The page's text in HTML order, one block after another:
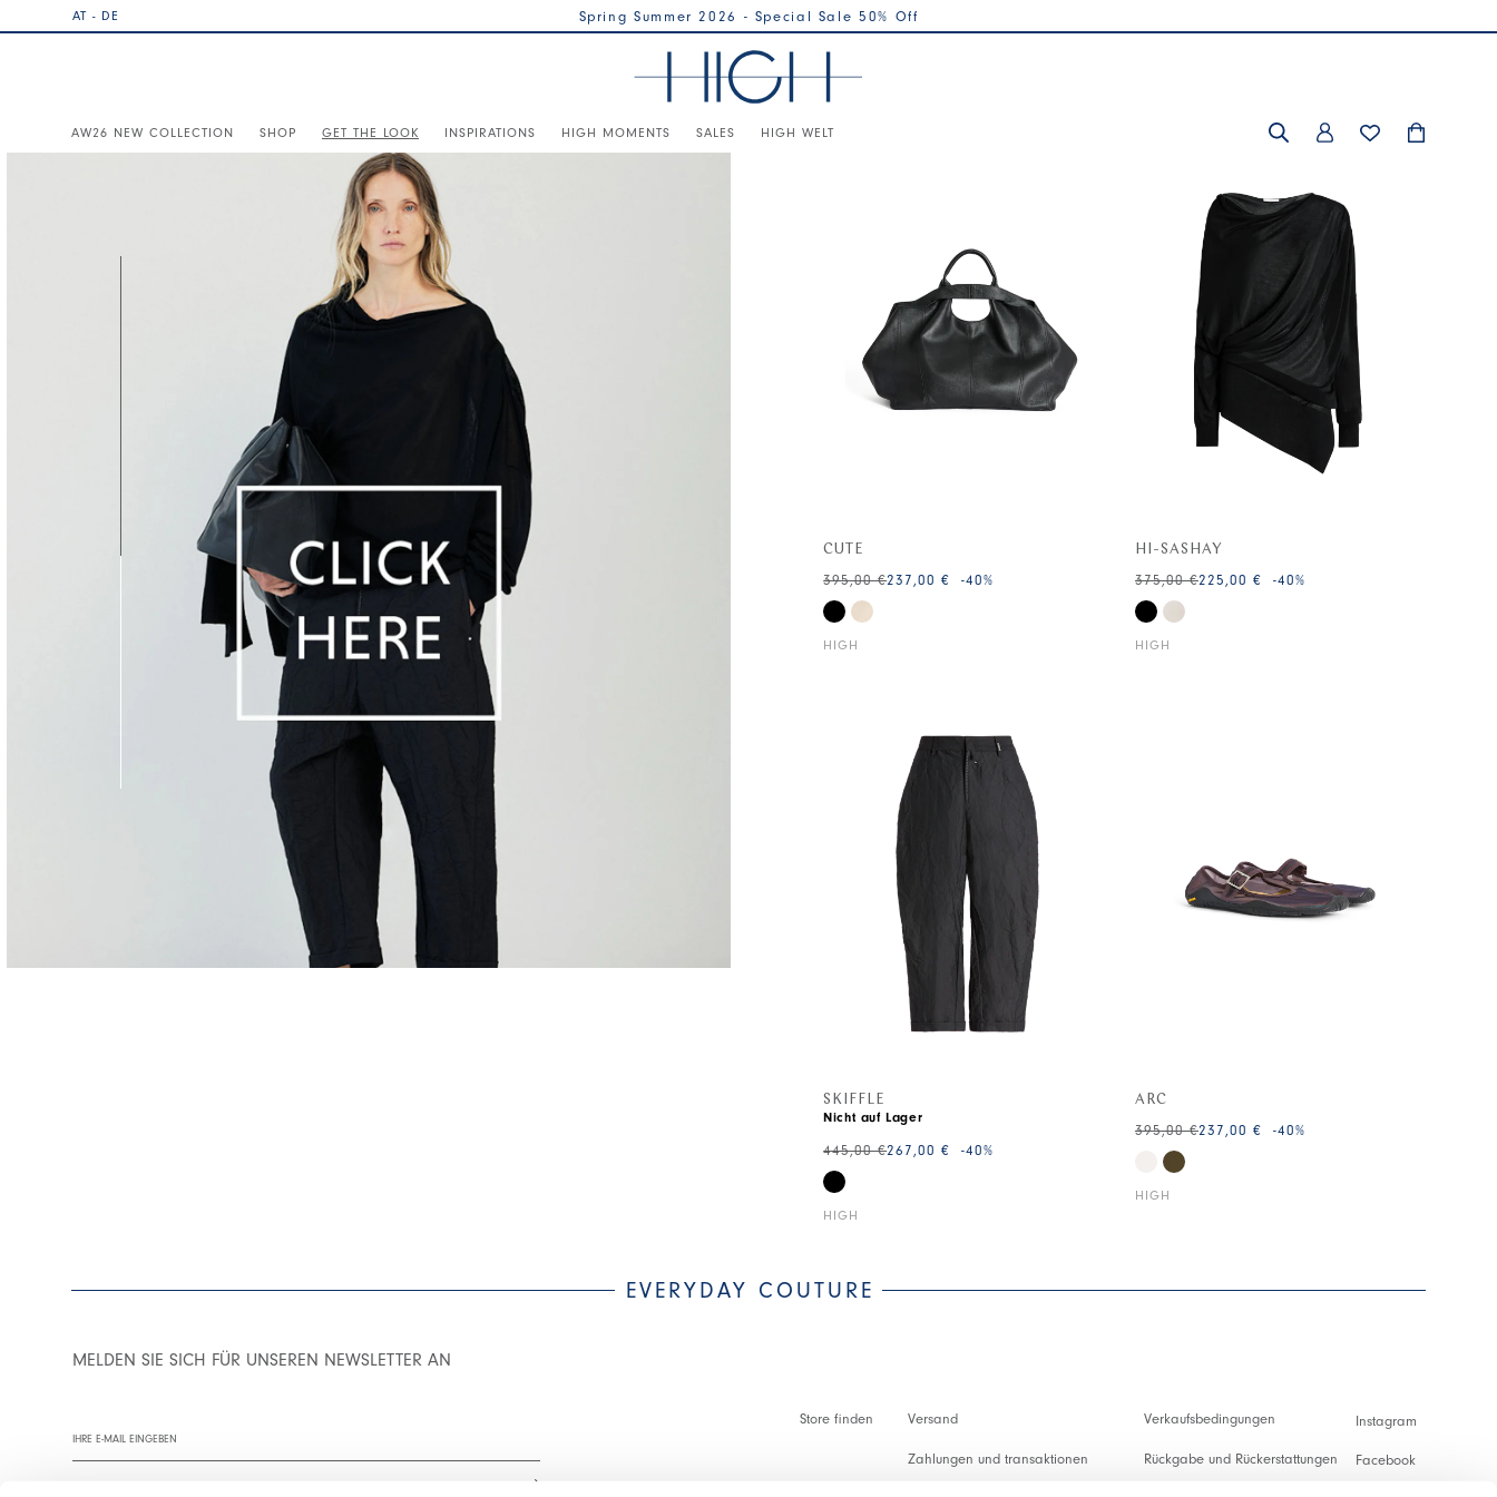
AT - DE Spring Summer 2026 - Special Sale 50% Off
AW26 NEW COLLECTION SHOP GET THE LOOK INSPIRATIONS HIGH MOMENTS SALES HIGH WELT
CUTE
HIGH
395,00 €237,00 € -40%
HI-SASHAY
HIGH
375,00 €225,00 € -40%
SKIFFLE
HIGH
445,00 €267,00 € -40%
Nicht auf Lager
ARC
HIGH
395,00 €237,00 € -40%
EVERYDAY COUTURE
MELDEN SIE SICH FÜR UNSEREN NEWSLETTER AN
Store finden Versand
Zahlungen und transaktionen
Verkaufsbedingungen
Rückgabe und Rückerstattungen
Instagram
Facebook